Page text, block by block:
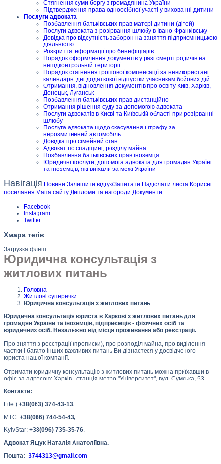
Стягнення суми боргу з громадянина України
Підтвердження права одноосібної участі у вихованні дитини
Послуги адвоката
Позбавлення батьківських прав матері дитини (дітей)
Послуги адвоката з розірвання шлюбу в Івано-Франківську
Довідка про відсутність заборон на заняття підприємницькою
діяльністю
Розкриття інформації про бенефіціарів
Порядок оформлення документів у разі смерті родичів на
непідконтрольній території
Порядок стягнення грошової компенсації за невикористані
календарні дні додаткової відпустки учасникам бойових дій
Отримання, відновлення документів про освіту Київ, Харків,
Донецьк, Луганськ
Позбавлення батьківських прав дистанційно
Отримання рішення суду за допомогою адвоката
Послуги адвокатів в Києві та Київській області при розірванні
шлюбу
Послуга адвоката щодо скасування штрафу за
нерозмитнений автомобіль
Довідка про сімейний стан
Адвокат по спадщині, розділу майна
Позбавлення батьківських прав іноземця
Юридичні послуги, допомога адвоката для громадян Україні
та іноземців, які виїхали за межі України
Навігація Новини Залишити відгук/Запитати Надіслати листа Корисні
посилання Мапа сайту Дипломи та нагороди Документи
Facebook
Instagram
Twitter
Хмара тегів
Загрузка флеш...
Юридична консультація з
житлових питань
Головна
Житлові суперечки
Юридична консультація з житлових питань
Юридична консультація юриста в Харкові з житлових питань для
громадян України та іноземців, підприємців - фізичних осіб та
юридичних осіб. Незалежно від місця проживання або реєстрації.
Про зняття з реєстрації (прописки), про розподіл майна, про виділення
частки і багато інших важливих питань Ви дізнаєтеся у досвідченого
юриста нашої компанії.
Отримати юридичну консультацію з житлових питань можна приїхавши в
офіс за адресою: Харків - станція метро "Університет", вул. Сумська, 53.
Контакти:
Life:) +38(063) 374-43-13,
МТС: +38(066) 744-54-43,
KyivStar: +38(096) 735-35-76
Адвокат Ящук Наталія Анатоліївна.
Пошта: 3744313@gmail.com